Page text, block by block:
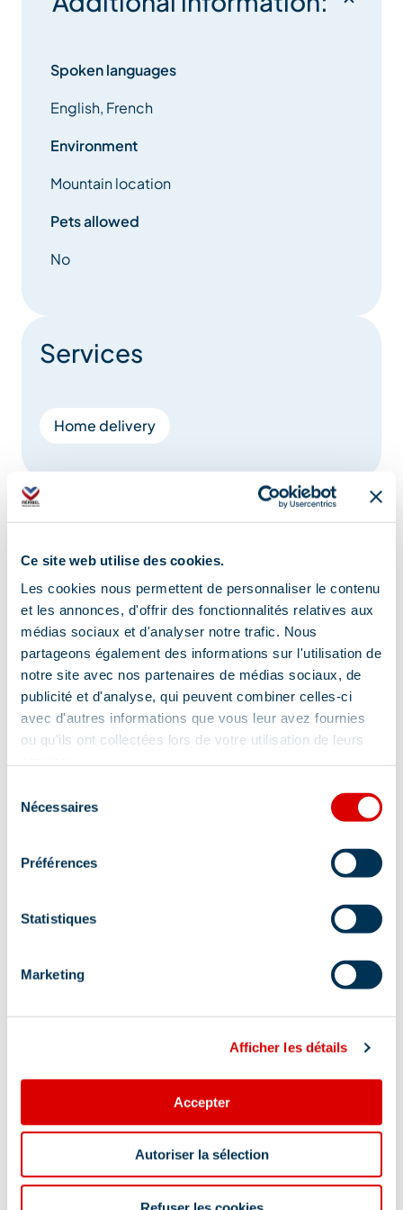
Ce site web utilise des cookies.
Les cookies nous permettent de personnaliser le contenu
et les annonces, d'offrir des fonctionnalités relatives aux
médias sociaux et d'analyser notre trafic. Nous
partageons également des informations sur l'utilisation de
notre site avec nos partenaires de médias sociaux, de
publicité et d'analyse, qui peuvent combiner celles-ci
avec d'autres informations que vous leur avez fournies
ou qu'ils ont collectées lors de votre utilisation de leurs
Nécessaires
Préférences
Statistiques
Marketing
Afficher les détails
Accepter
Autoriser la sélection
Spoken languages
English, French
Environment
Mountain location
Pets allowed
No
Services
Home delivery
Location
Address